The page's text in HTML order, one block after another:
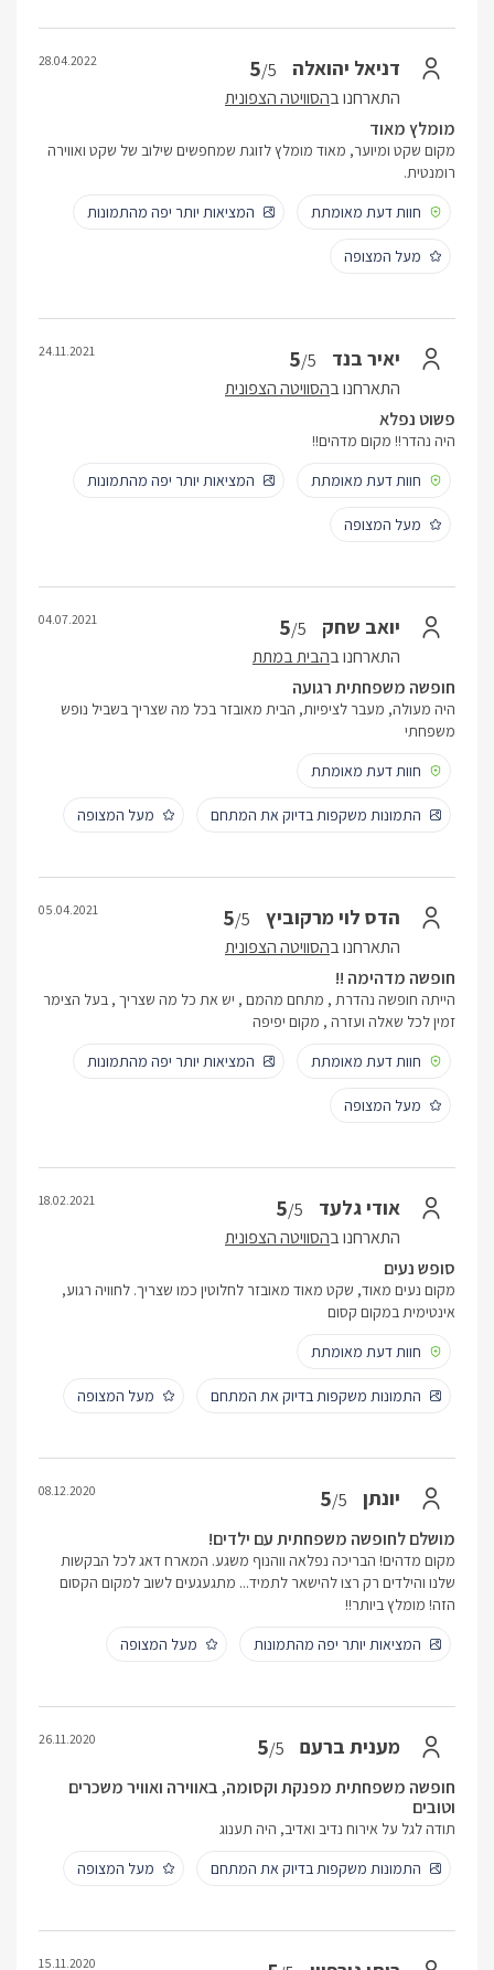
דניאל יהואלה 5/5
התארחנו בהסוויטה הצפונית
28.04.2022
מומלץ מאוד
מקום שקט ומיוער, מאוד מומלץ לזוגת שמחפשים שילוב של שקט ואווירה
רומנטית.
חוות דעת מאומתת
המציאות יותר יפה מהתמונות
מעל המצופה
יאיר בנד 5/5
התארחנו בהסוויטה הצפונית
24.11.2021
פשוט נפלא
היה נהדר!! מקום מדהים!!
חוות דעת מאומתת
המציאות יותר יפה מהתמונות
מעל המצופה
יואב שחק 5/5
התארחנו בהבית במתת
04.07.2021
חופשה משפחתית רגועה
היה מעולה, מעבר לציפיות, הבית מאובזר בכל מה שצריך בשביל נופש
משפחתי
חוות דעת מאומתת
התמונות משקפות בדיוק את המתחם מעל המצופה
הדס לוי מרקוביץ 5/5
התארחנו בהסוויטה הצפונית
05.04.2021
חופשה מדהימה !!
הייתה חופשה נהדרת , מתחם מהמם , יש את כל מה שצריך , בעל הצימר
זמין לכל שאלה ועזרה , מקום יפיפה
חוות דעת מאומתת
המציאות יותר יפה מהתמונות
מעל המצופה
אודי גלעד 5/5
התארחנו בהסוויטה הצפונית
18.02.2021
סופש נעים
מקום נעים מאוד, שקט מאוד מאובזר לחלוטין כמו שצריך. לחוויה רגוע,
אינטימית במקום קסום
חוות דעת מאומתת
התמונות משקפות בדיוק את המתחם מעל המצופה
יונתן 5/5
08.12.2020
מושלם לחופשה משפחתית עם ילדים!
מקום מדהים! הבריכה נפלאה ווהנוף משגע. המארח דאג לכל הבקשות
שלנו והילדים רק רצו להישאר לתמיד... מתגעגעים לשוב למקום הקסום
הזה! מומלץ ביותר!!
המציאות יותר יפה מהתמונות
מעל המצופה
מענית ברעם 5/5
26.11.2020
חופשה משפחתית מפנקת וקסומה, באווירה ואוויר משכרים
וטובים
תודה לגל על אירוח נדיב ואדיב, היה תענוג
התמונות משקפות בדיוק את המתחם
מעל המצופה
15.11.2020